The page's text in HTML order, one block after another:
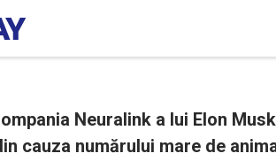
Neuralink a lui Elon
cauza numărului mare de